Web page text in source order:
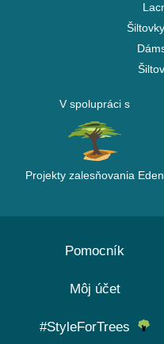
V spolupráci s
Projekty zalesňovania Eden
Pomocník
Môj účet
#StyleForTrees